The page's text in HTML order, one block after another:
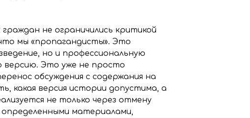
не ограничились критикой
мы «пропагандисты». Это
но и профессиональную
версию. Это уже не просто
обсуждения с содержания на
какая версия истории допустима, а
не только через отмену
материалами,